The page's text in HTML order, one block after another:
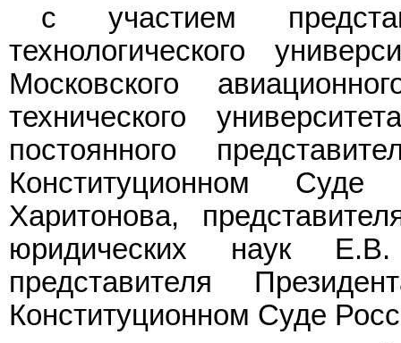
с участием
технологического
Московского
технического
постоянного
Конституционном
Харитонова,
юридических наук Е.В.
представителя
Конституционном Суде